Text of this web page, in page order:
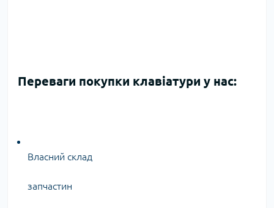
Переваги покупки клавіатури у нас:
Власний склад
запчастин